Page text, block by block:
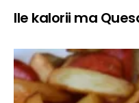
Ile kalorii ma